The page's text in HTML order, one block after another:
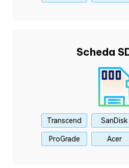
Scheda
Transcend SanDisk
ProGrade Acer